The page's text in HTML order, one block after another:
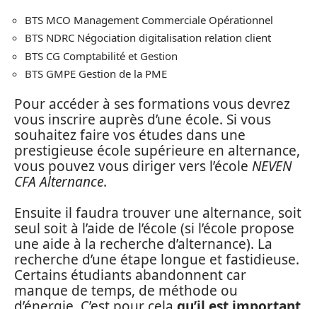
BTS MCO Management Commerciale Opérationnel
BTS NDRC Négociation digitalisation relation client
BTS CG Comptabilité et Gestion
BTS GMPE Gestion de la PME
Pour accéder à ses formations vous devrez
vous inscrire auprès d’une école. Si vous
souhaitez faire vos études dans une
prestigieuse école supérieure en alternance,
vous pouvez vous diriger vers l’école NEVEN
CFA Alternance.
Ensuite il faudra trouver une alternance, soit
seul soit à l’aide de l’école (si l’école propose
une aide à la recherche d’alternance). La
recherche d’une étape longue et fastidieuse.
Certains étudiants abandonnent car
manque de temps, de méthode ou